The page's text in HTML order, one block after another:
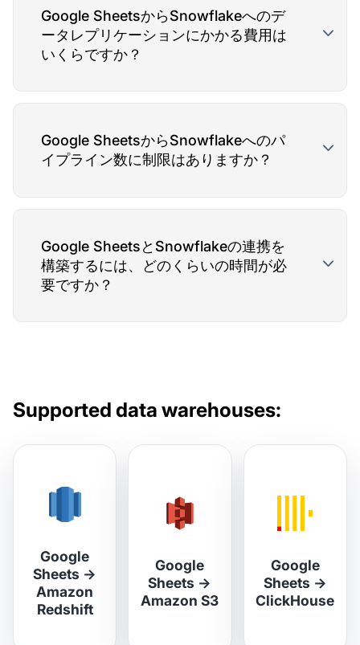
Google SheetsからSnowflakeへのデ
ータレプリケーションにかかる費用は
いくらですか？
Google SheetsからSnowflakeへのパ
イプライン数に制限はありますか？
Google SheetsとSnowflakeの連携を
構築するには、どのくらいの時間が必
要ですか？
Supported data warehouses:
Google
Sheets →
Amazon
Redshift
Google
Sheets →
Amazon S3
Google
Sheets →
ClickHouse